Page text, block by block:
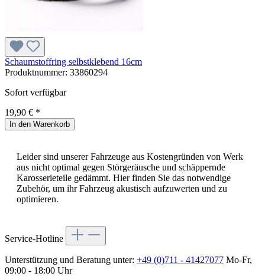
Schaumstoffring selbstklebend 16cm
Produktnummer: 33860294
Sofort verfügbar
19,90 € *
In den Warenkorb
Leider sind unserer Fahrzeuge aus Kostengründen von Werk
aus nicht optimal gegen Störgeräusche und schäppernde
Karosserieteile gedämmt. Hier finden Sie das notwendige
Zubehör, um ihr Fahrzeug akustisch aufzuwerten und zu
optimieren.
Service-Hotline
Unterstützung und Beratung unter: +49 (0)711 - 41427077 Mo-Fr,
09:00 - 18:00 Uhr